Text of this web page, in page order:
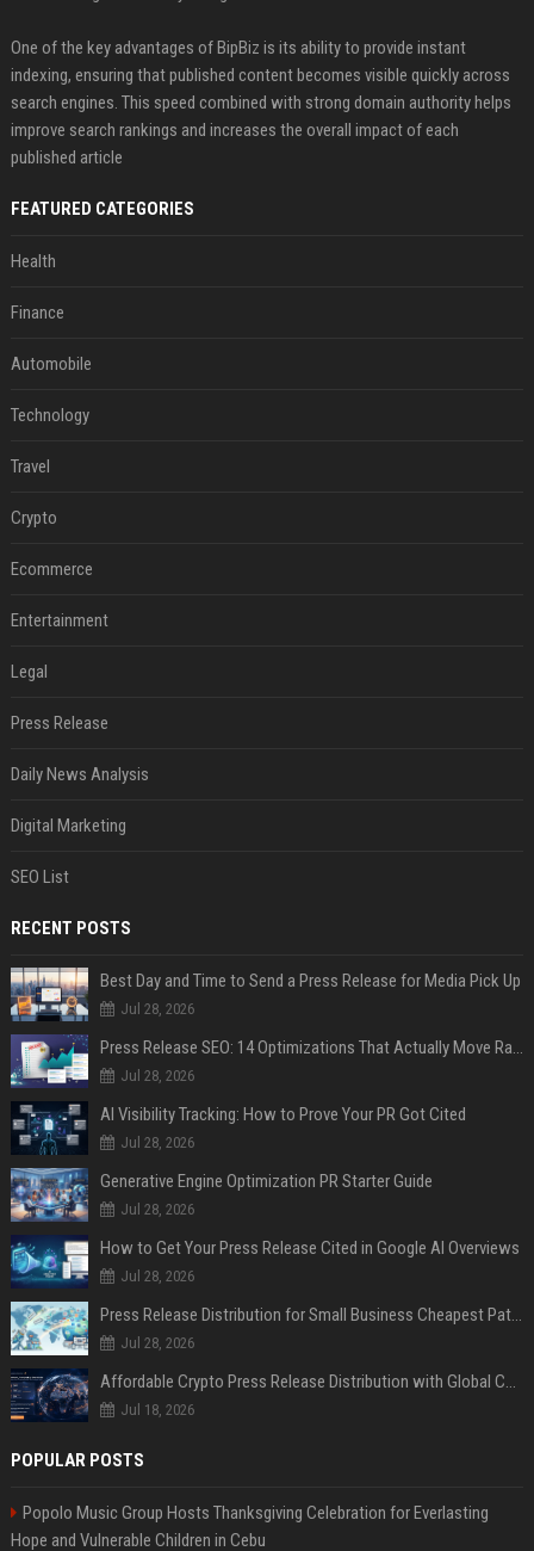
One of the key advantages of BipBiz is its ability to provide instant
indexing, ensuring that published content becomes visible quickly across
search engines. This speed combined with strong domain authority helps
improve search rankings and increases the overall impact of each
published article
FEATURED CATEGORIES
Health
Finance
Automobile
Technology
Travel
Crypto
Ecommerce
Entertainment
Legal
Press Release
Daily News Analysis
Digital Marketing
SEO List
RECENT POSTS
Best Day and Time to Send a Press Release for Media Pick Up
Jul 28, 2026
Press Release SEO: 14 Optimizations That Actually Move Rankings
Jul 28, 2026
AI Visibility Tracking: How to Prove Your PR Got Cited
Jul 28, 2026
Generative Engine Optimization PR Starter Guide
Jul 28, 2026
How to Get Your Press Release Cited in Google AI Overviews
Jul 28, 2026
Press Release Distribution for Small Business Cheapest Path to Real Coverage
Jul 28, 2026
Affordable Crypto Press Release Distribution with Global Coverage
Jul 18, 2026
POPULAR POSTS
Popolo Music Group Hosts Thanksgiving Celebration for Everlasting
Hope and Vulnerable Children in Cebu